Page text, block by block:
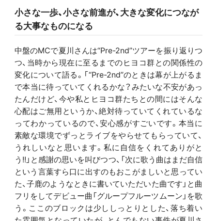
小さな一歩、小さな前進が、大きな変化につなが
る大事なものになる
中盤のMCで夏川さんは“Pre-2nd”ツアーを振り返りつ
つ、当時から現在に至るまでのヒヨコ群との関係性の
変化について語る。「“Pre-2nd”のときは幕が上がるま
で本当に待っていてくれるかな？みたいな不安があっ
たんだけど、今や私とヒヨコ群たちとの間にはそんな
心配はご無用というか、絶対待っていてくれているな
ってわかっているので、安心感がすごいです。本当に
素敵な環境でずっとライブをやらせてもらっていて、
うれしいなと思います。私に自信をくれてありがと
う!!」と感謝の思いを叫びつつ、「次に歌う曲はまだ自信
という言葉すら口に出すのもおこがましいと思ってい
た、子鹿のようなときに書いていただいた曲です」と曲
フリをしてデビュー曲「グループフルーツムーン」を歌
う。ここのブロックは少ししっとりとした、落ち着い